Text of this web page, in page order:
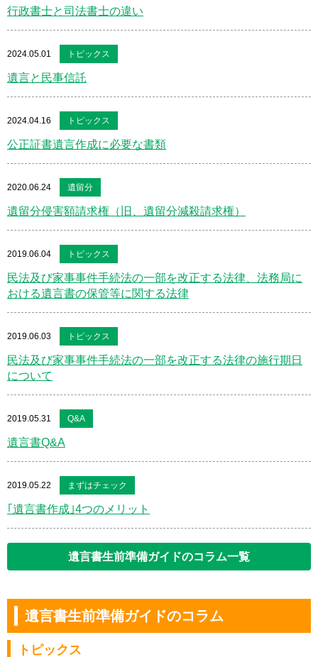
行政書士と司法書士の違い
2024.05.01 トピックス
遺言と民事信託
2024.04.16 トピックス
公正証書遺言作成に必要な書類
2020.06.24 遺留分
遺留分侵害額請求権（旧、遺留分減殺請求権）
2019.06.04 トピックス
民法及び家事事件手続法の一部を改正する法律、法務局に
おける遺言書の保管等に関する法律
2019.06.03 トピックス
民法及び家事事件手続法の一部を改正する法律の施行期日
について
2019.05.31 Q&A
遺言書Q&A
2019.05.22 まずはチェック
｢遺言書作成｣4つのメリット
遺言書生前準備ガイドのコラム一覧
遺言書生前準備ガイドのコラム
トピックス